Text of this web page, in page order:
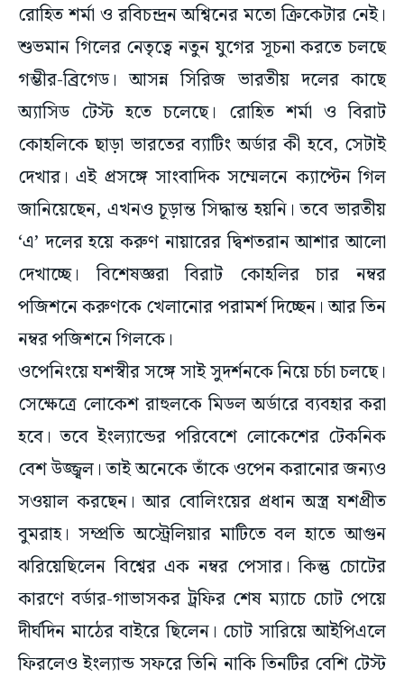
রোহিত শর্মা ও রবিচন্দ্রন অশ্বিনের মতো ক্রিকেটার নেই।
শুভমান গিলের নেতৃত্বে নতুন যুগের সূচনা করতে চলছে
গম্ভীর-ব্রিগেড। আসন্ন সিরিজ ভারতীয় দলের কাছে
অ্যাসিড টেস্ট হতে চলেছে। রোহিত শর্মা ও বিরাট
কোহলিকে ছাড়া ভারতের ব্যাটিং অর্ডার কী হবে, সেটাই
দেখার। এই প্রসঙ্গে সাংবাদিক সম্মেলনে ক্যাপ্টেন গিল
জানিয়েছেন, এখনও চূড়ান্ত সিদ্ধান্ত হয়নি। তবে ভারতীয়
‘এ’ দলের হয়ে করুণ নায়ারের দ্বিশতরান আশার আলো
দেখাচ্ছে। বিশেষজ্ঞরা বিরাট কোহলির চার নম্বর
পজিশনে করুণকে খেলানোর পরামর্শ দিচ্ছেন। আর তিন
নম্বর পজিশনে গিলকে।
ওপেনিংয়ে যশস্বীর সঙ্গে সাই সুদর্শনকে নিয়ে চর্চা চলছে।
সেক্ষেত্রে লোকেশ রাহুলকে মিডল অর্ডারে ব্যবহার করা
হবে। তবে ইংল্যান্ডের পরিবেশে লোকেশের টেকনিক
বেশ উজ্জ্বল। তাই অনেকে তাঁকে ওপেন করানোর জন্যও
সওয়াল করছেন। আর বোলিংয়ের প্রধান অস্ত্র যশপ্রীত
বুমরাহ। সম্প্রতি অস্ট্রেলিয়ার মাটিতে বল হাতে আগুন
ঝরিয়েছিলেন বিশ্বের এক নম্বর পেসার। কিন্তু চোটের
কারণে বর্ডার-গাভাসকর ট্রফির শেষ ম্যাচে চোট পেয়ে
দীর্ঘদিন মাঠের বাইরে ছিলেন। চোট সারিয়ে আইপিএলে
ফিরলেও ইংল্যান্ড সফরে তিনি নাকি তিনটির বেশি টেস্ট